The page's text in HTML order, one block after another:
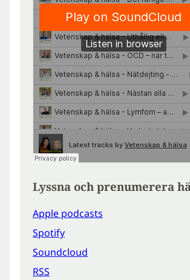
Lyssna och prenumerera
Apple podcasts
Spotify
Soundcloud
RSS